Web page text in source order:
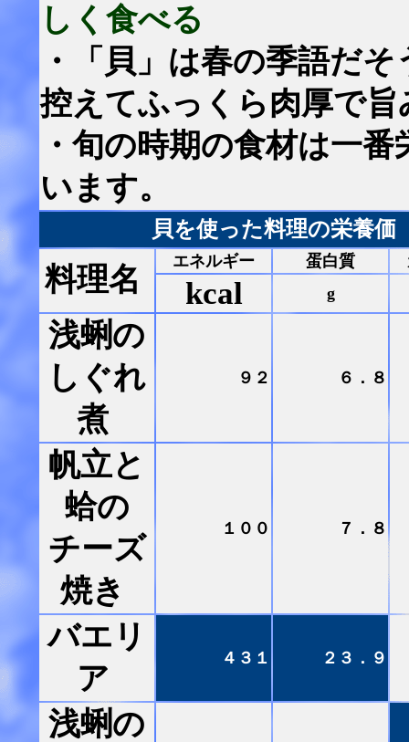
しく食べる
・「貝」は春の季語だ
控えてふっくら肉厚で
・旬の時期の食材は一
います。
貝を使った料理の栄養価
料理名
エネルギー 蛋白質
kcal g
浅蜊の
しぐれ
煮
９２ ６．８
帆立と
蛤の
チーズ
焼き
１００ ７．８
バエリ
ア
４３１ ２３．９
浅蜊の